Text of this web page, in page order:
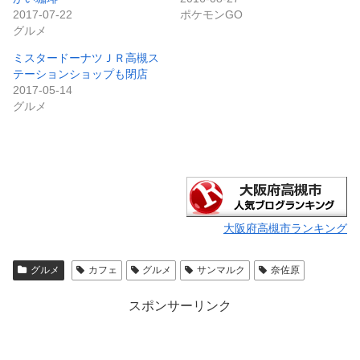
2017-07-22
グルメ
ポケモンGO
ミスタードーナツＪＲ高槻ス
テーションショップも閉店
2017-05-14
グルメ
大阪府高槻市ランキング
グルメ カフェ グルメ サンマルク 奈佐原
スポンサーリンク